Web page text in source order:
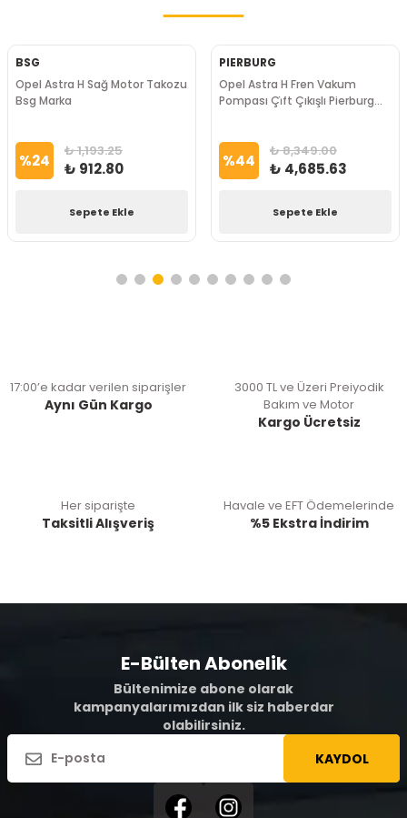
BSG
Opel Astra H Sağ Motor Takozu
Bsg Marka
%24 ₺ 1,193.25
₺ 912.80
Sepete Ekle
PIERBURG
Opel Astra H Fren Vakum
Pompası Çi̇ft Çıkışlı Pierburg
%44 ₺ 8,349.00
₺ 4,685.63
Sepete Ekle
17:00’e kadar verilen siparişler
Aynı Gün Kargo
3000 TL ve Üzeri Preiyodik
Bakım ve Motor
Kargo Ücretsiz
Her siparişte
Taksitli Alışveriş
Havale ve EFT Ödemelerinde
%5 Ekstra İndirim
E-Bülten Abonelik
Bültenimize abone olarak
kampanyalarımızdan ilk siz haberdar
olabilirsiniz.
KAYDOL